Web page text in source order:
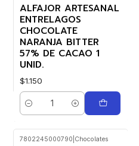
ALFAJOR ARTESANAL
ENTRELAGOS
CHOCOLATE
NARANJA BITTER
57% DE CACAO 1
UNID.
$1.150
Cantidad
7802245000790 Chocolates